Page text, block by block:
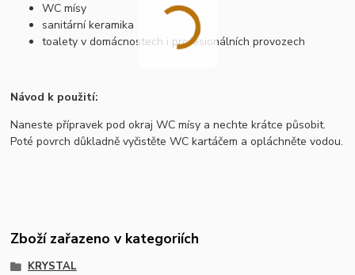
WC mísy
sanitární keramika
toalety v domácnostech i profesionálních provozech
Návod k použití:
Naneste přípravek pod okraj WC mísy a nechte krátce působit.
Poté povrch důkladně vyčistěte WC kartáčem a opláchněte vodou.
Zboží zařazeno v kategoriích
KRYSTAL